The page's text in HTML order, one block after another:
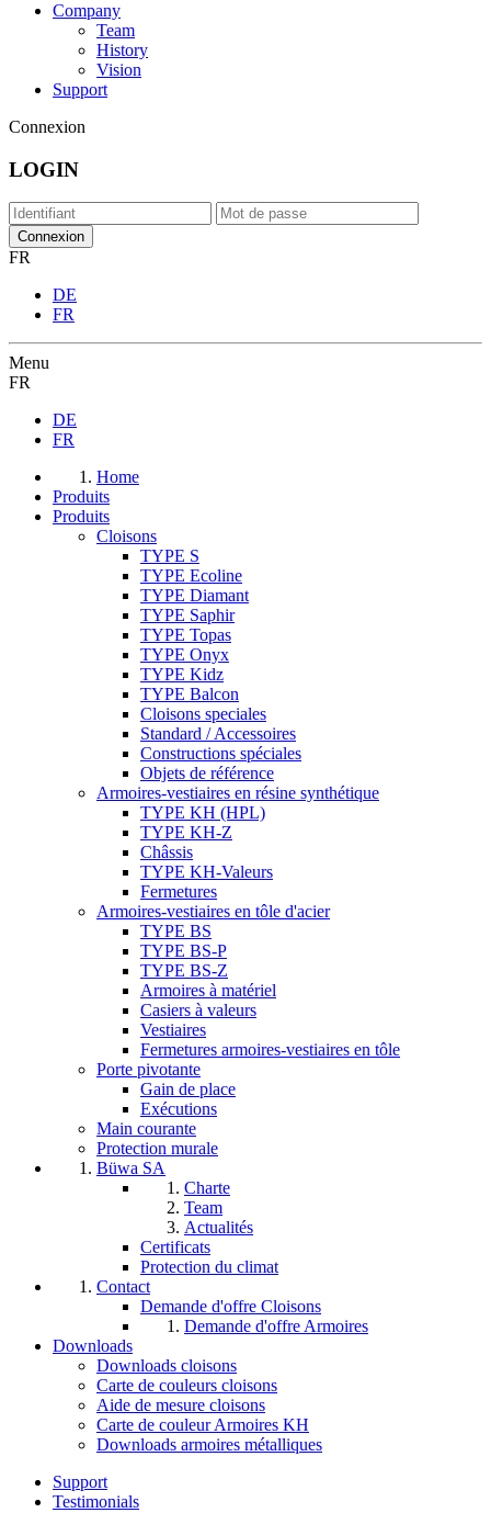
Company
Team
History
Vision
Support
Connexion
LOGIN
FR
DE
FR
Menu
FR
DE
FR
Home
Produits
Produits
Cloisons
TYPE S
TYPE Ecoline
TYPE Diamant
TYPE Saphir
TYPE Topas
TYPE Onyx
TYPE Kidz
TYPE Balcon
Cloisons speciales
Standard / Accessoires
Constructions spéciales
Objets de référence
Armoires-vestiaires en résine synthétique
TYPE KH (HPL)
TYPE KH-Z
Châssis
TYPE KH-Valeurs
Fermetures
Armoires-vestiaires en tôle d'acier
TYPE BS
TYPE BS-P
TYPE BS-Z
Armoires à matériel
Casiers à valeurs
Vestiaires
Fermetures armoires-vestiaires en tôle
Porte pivotante
Gain de place
Exécutions
Main courante
Protection murale
Büwa SA
Charte
Team
Actualités
Certificats
Protection du climat
Contact
Demande d'offre Cloisons
Demande d'offre Armoires
Downloads
Downloads cloisons
Carte de couleurs cloisons
Aide de mesure cloisons
Carte de couleur Armoires KH
Downloads armoires métalliques
Support
Testimonials